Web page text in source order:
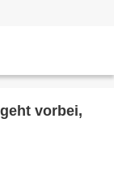
vorbei,